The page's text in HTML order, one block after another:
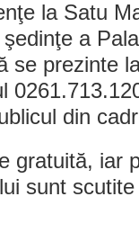
la Satu
a
se prezinte
din
gratuită, iar
sunt